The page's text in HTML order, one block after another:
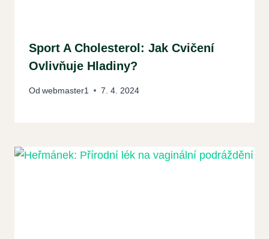
Sport A Cholesterol: Jak Cvičení
Ovlivňuje Hladiny?
Od webmaster1 7. 4. 2024